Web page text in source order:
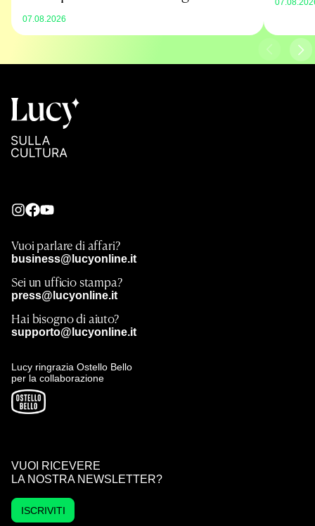
promessa
07.08.2026
Vuoi parlare di affari?
business@lucyonline.it
Sei un ufficio stampa?
press@lucyonline.it
Hai bisogno di aiuto?
supporto@lucyonline.it
Lucy ringrazia Ostello Bello
per la collaborazione
VUOI RICEVERE
LA NOSTRA NEWSLETTER?
ISCRIVITI